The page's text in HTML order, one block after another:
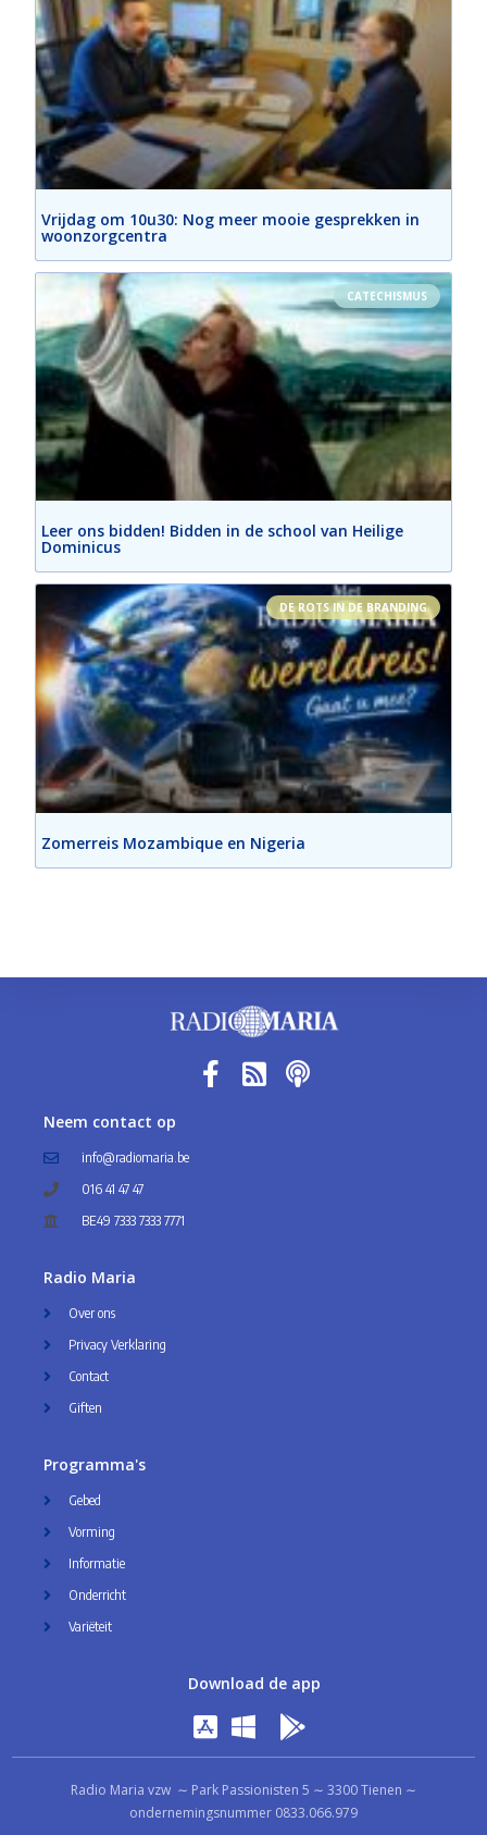
Vrijdag om 10u30: Nog meer mooie gesprekken in
woonzorgcentra
CATECHISMUS
Leer ons bidden! Bidden in de school van Heilige
Dominicus
DE ROTS IN DE BRANDING
Zomerreis Mozambique en Nigeria
Neem contact op
info@radiomaria.be
016 41 47 47
BE49 7333 7333 7771
Radio Maria
Over ons
Privacy Verklaring
Contact
Giften
Programma's
Gebed
Vorming
Informatie
Onderricht
Variëteit
Download de app
Radio Maria vzw ∼ Park Passionisten 5 ∼ 3300 Tienen ∼
ondernemingsnummer 0833.066.979